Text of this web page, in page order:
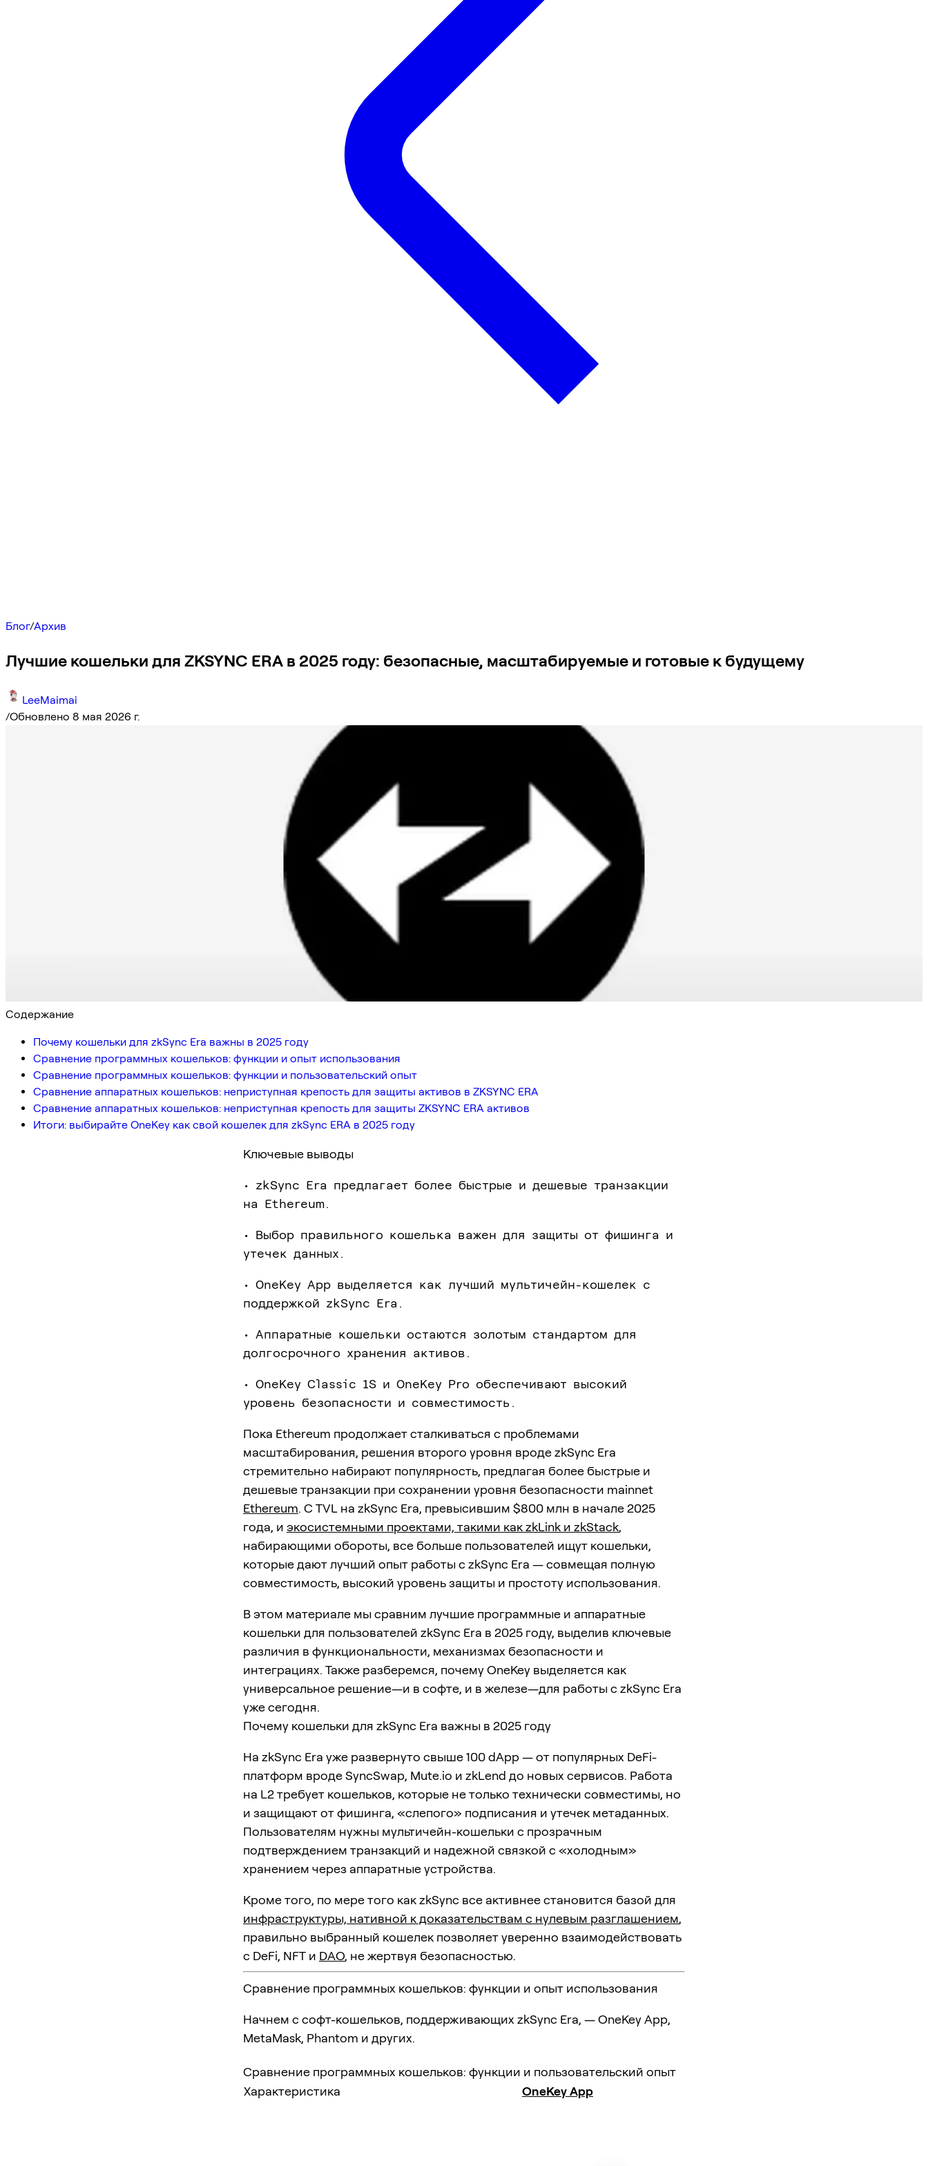
Блог/Архив
Лучшие кошельки для ZKSYNC ERA в 2025 году: безопасные, масштабируемые и готовые к будущему
LeeMaimai
/Обновлено 8 мая 2026 г.
Содержание
Почему кошельки для zkSync Era важны в 2025 году
Сравнение программных кошельков: функции и опыт использования
Сравнение программных кошельков: функции и пользовательский опыт
Сравнение аппаратных кошельков: неприступная крепость для защиты активов в ZKSYNC ERA
Сравнение аппаратных кошельков: неприступная крепость для защиты ZKSYNC ERA активов
Итоги: выбирайте OneKey как свой кошелек для zkSync ERA в 2025 году
Ключевые выводы
• zkSync Era предлагает более быстрые и дешевые транзакции
на Ethereum.
• Выбор правильного кошелька важен для защиты от фишинга и
утечек данных.
• OneKey App выделяется как лучший мультичейн-кошелек с
поддержкой zkSync Era.
• Аппаратные кошельки остаются золотым стандартом для
долгосрочного хранения активов.
• OneKey Classic 1S и OneKey Pro обеспечивают высокий
уровень безопасности и совместимость.
Пока Ethereum продолжает сталкиваться с проблемами
масштабирования, решения второго уровня вроде zkSync Era
стремительно набирают популярность, предлагая более быстрые и
дешевые транзакции при сохранении уровня безопасности mainnet
Ethereum. С TVL на zkSync Era, превысившим $800 млн в начале 2025
года, и экосистемными проектами, такими как zkLink и zkStack,
набирающими обороты, все больше пользователей ищут кошельки,
которые дают лучший опыт работы с zkSync Era — совмещая полную
совместимость, высокий уровень защиты и простоту использования.
В этом материале мы сравним лучшие программные и аппаратные
кошельки для пользователей zkSync Era в 2025 году, выделив ключевые
различия в функциональности, механизмах безопасности и
интеграциях. Также разберемся, почему OneKey выделяется как
универсальное решение—и в софте, и в железе—для работы с zkSync Era
уже сегодня.
Почему кошельки для zkSync Era важны в 2025 году
На zkSync Era уже развернуто свыше 100 dApp — от популярных DeFi-
платформ вроде SyncSwap, Mute.io и zkLend до новых сервисов. Работа
на L2 требует кошельков, которые не только технически совместимы, но
и защищают от фишинга, «слепого» подписания и утечек метаданных.
Пользователям нужны мультичейн-кошельки с прозрачным
подтверждением транзакций и надежной связкой с «холодным»
хранением через аппаратные устройства.
Кроме того, по мере того как zkSync все активнее становится базой для
инфраструктуры, нативной к доказательствам с нулевым разглашением,
правильно выбранный кошелек позволяет уверенно взаимодействовать
с DeFi, NFT и DAO, не жертвуя безопасностью.
Сравнение программных кошельков: функции и опыт использования
Начнем с софт-кошельков, поддерживающих zkSync Era, — OneKey App,
MetaMask, Phantom и других.
Сравнение программных кошельков: функции и пользовательский опыт
Характеристика
OneKey App